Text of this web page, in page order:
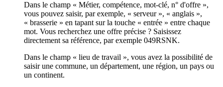
Dans le champ « Métier, compétence, mot-clé, n° d'offre »,
vous pouvez saisir, par exemple, « serveur », « anglais »,
« brasserie » en tapant sur la touche « entrée » entre chaque
mot. Vous recherchez une offre précise ? Saisissez
directement sa référence, par exemple 049RSNK.
Dans le champ « lieu de travail », vous avez la possibilité de
saisir une commune, un département, une région, un pays ou
un continent.